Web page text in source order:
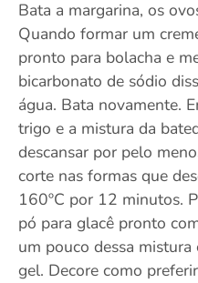
Bata a margarina, os
Quando formar um
pronto para bolacha e
bicarbonato de sódio
água. Bata novamente.
trigo e a mistura da
descansar por pelo
corte nas formas que
160ºC por 12 minutos.
pó para glacê pronto
um pouco dessa
gel. Decore como